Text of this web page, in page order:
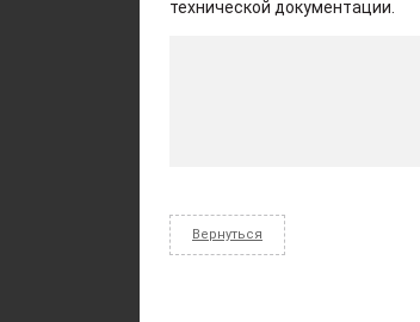
технической документации.
Вернуться